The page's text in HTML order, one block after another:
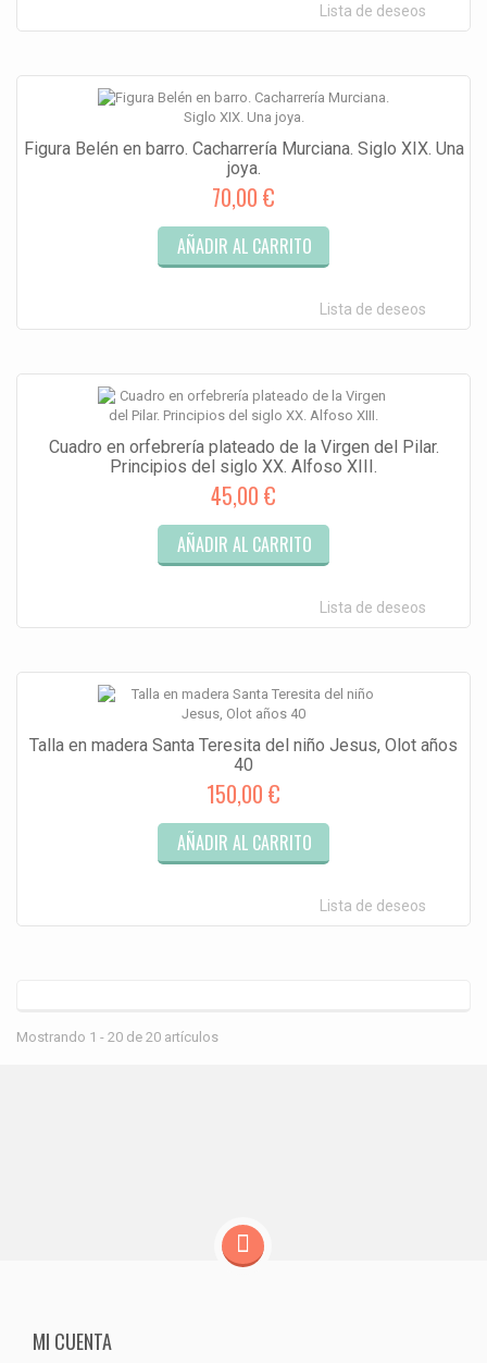
Lista de deseos
Figura Belén en barro. Cacharrería Murciana. Siglo XIX. Una
joya.
70,00 €
AÑADIR AL CARRITO
Lista de deseos
Cuadro en orfebrería plateado de la Virgen del Pilar.
Principios del siglo XX. Alfoso XIII.
45,00 €
AÑADIR AL CARRITO
Lista de deseos
Talla en madera Santa Teresita del niño Jesus, Olot años
40
150,00 €
AÑADIR AL CARRITO
Lista de deseos
Mostrando 1 - 20 de 20 artículos
MI CUENTA